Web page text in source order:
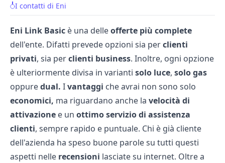
I contatti di Eni
Eni Link Basic è una delleofferte più complete
dell'ente. Difatti prevede opzioni sia perclienti
privati, sia perclienti business. Inoltre, ogni opzione
è ulteriormente divisa in varianti solo luce, solo gas
oppuredual. Ivantaggi che avrai non sono solo
economici, ma riguardano anche la velocità di
attivazione e un ottimo servizio di assistenza
clienti, sempre rapido e puntuale. Chi è già cliente
dell'azienda ha speso buone parole su tutti questi
aspetti nelle recensioni lasciate su internet. Oltre a